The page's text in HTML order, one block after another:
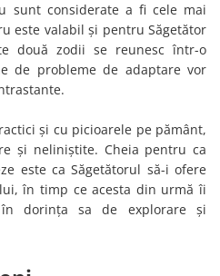
sunt considerate a fi cele mai
este valabil și pentru Săgetător
două zodii se reunesc într-o
de probleme de adaptare vor
și cu picioarele pe pământ,
și neliniştite. Cheia pentru ca
este ca Săgetătorul să-i ofere
în timp ce acesta din urmă îi
dorința sa de explorare și